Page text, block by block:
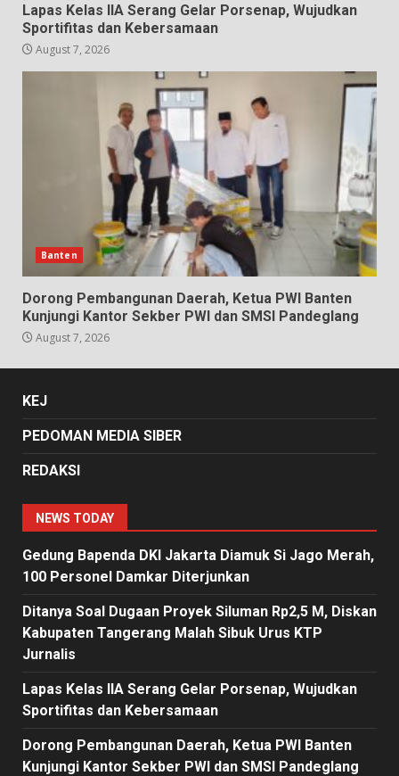
Lapas Kelas IIA Serang Gelar Porsenap, Wujudkan
Sportifitas dan Kebersamaan
August 7, 2026
Banten
Dorong Pembangunan Daerah, Ketua PWI Banten
Kunjungi Kantor Sekber PWI dan SMSI Pandeglang
August 7, 2026
KEJ
PEDOMAN MEDIA SIBER
REDAKSI
NEWS TODAY
Gedung Bapenda DKI Jakarta Diamuk Si Jago Merah,
100 Personel Damkar Diterjunkan
Ditanya Soal Dugaan Proyek Siluman Rp2,5 M, Diskan
Kabupaten Tangerang Malah Sibuk Urus KTP
Jurnalis
Lapas Kelas IIA Serang Gelar Porsenap, Wujudkan
Sportifitas dan Kebersamaan
Dorong Pembangunan Daerah, Ketua PWI Banten
Kunjungi Kantor Sekber PWI dan SMSI Pandeglang